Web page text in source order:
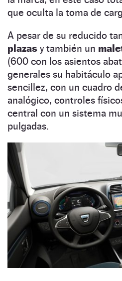
que oculta la toma de
A pesar de su reducido
plazas y también un
(600 con los asientos
generales su habitáculo
sencillez, con un cuadro
analógico, controles
central con un sistema
pulgadas.